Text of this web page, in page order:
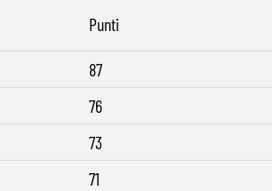
Punti
87
76
73
71